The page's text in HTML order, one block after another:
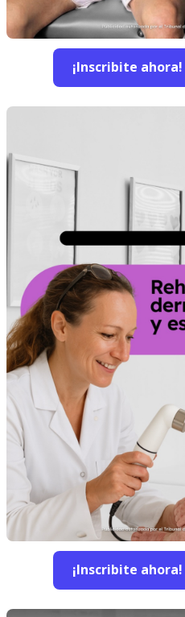
¡Inscribite ahora!
¡Inscribite ahora!